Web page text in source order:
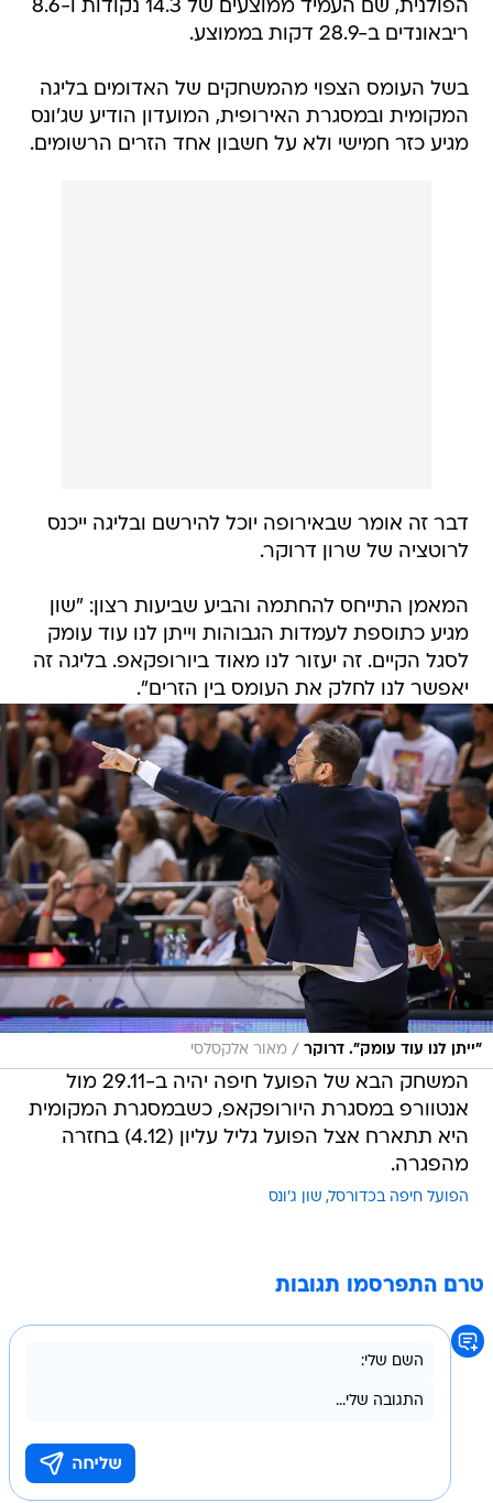
הפולנית, שם העמיד ממוצעים של 14.3 נקודות ו-8.6
ריבאונדים ב-28.9 דקות בממוצע.
בשל העומס הצפוי מהמשחקים של האדומים בליגה
המקומית ובמסגרת האירופית, המועדון הודיע שג'ונס
מגיע כזר חמישי ולא על חשבון אחד הזרים הרשומים.
דבר זה אומר שבאירופה יוכל להירשם ובליגה ייכנס
לרוטציה של שרון דרוקר.
המאמן התייחס להחתמה והביע שביעות רצון: "שון
מגיע כתוספת לעמדות הגבוהות וייתן לנו עוד עומק
לסגל הקיים. זה יעזור לנו מאוד ביורופקאפ. בליגה זה
יאפשר לנו לחלק את העומס בין הזרים".
"ייתן לנו עוד עומק". דרוקר / מאור אלקסלסי
המשחק הבא של הפועל חיפה יהיה ב-29.11 מול
אנטוורפ במסגרת היורופקאפ, כשבמסגרת המקומית
היא תתארח אצל הפועל גליל עליון (4.12) בחזרה
מהפגרה.
הפועל חיפה בכדורסל שון ג'ונס
טרם התפרסמו תגובות